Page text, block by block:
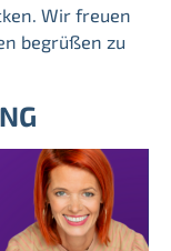
Wir freuen
begrüßen zu